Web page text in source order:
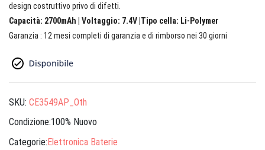
design costruttivo privo di difetti.
Capacità: 2700mAh | Voltaggio: 7.4V |Tipo cella: Li-Polymer
Garanzia : 12 mesi completi di garanzia e di rimborso nei 30 giorni
SKU: CE3549AP_Oth
Condizione:100% Nuovo
Categorie:Elettronica Baterie